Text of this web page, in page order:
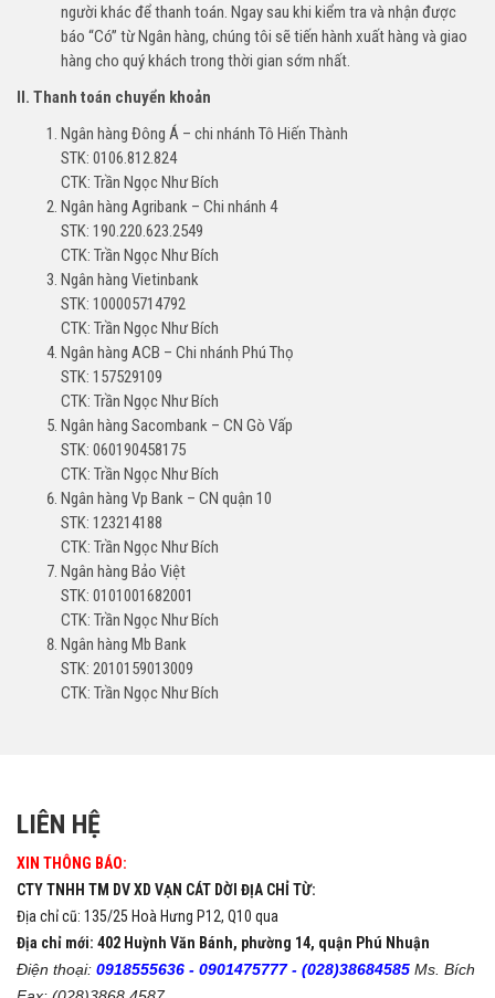
người khác để thanh toán. Ngay sau khi kiểm tra và nhận được
báo “Có” từ Ngân hàng, chúng tôi sẽ tiến hành xuất hàng và giao
hàng cho quý khách trong thời gian sớm nhất.
II. Thanh toán chuyển khoản
Ngân hàng Đông Á – chi nhánh Tô Hiến Thành
STK: 0106.812.824
CTK: Trần Ngọc Như Bích
Ngân hàng Agribank – Chi nhánh 4
STK: 190.220.623.2549
CTK: Trần Ngọc Như Bích
Ngân hàng Vietinbank
STK: 100005714792
CTK: Trần Ngọc Như Bích
Ngân hàng ACB – Chi nhánh Phú Thọ
STK: 157529109
CTK: Trần Ngọc Như Bích
Ngân hàng Sacombank – CN Gò Vấp
STK: 060190458175
CTK: Trần Ngọc Như Bích
Ngân hàng Vp Bank – CN quận 10
STK: 123214188
CTK: Trần Ngọc Như Bích
Ngân hàng Bảo Việt
STK: 0101001682001
CTK: Trần Ngọc Như Bích
Ngân hàng Mb Bank
STK: 2010159013009
CTK: Trần Ngọc Như Bích
LIÊN HỆ
XIN THÔNG BÁO:
CTY TNHH TM DV XD VẠN CÁT DỜI ĐỊA CHỈ TỪ:
Địa chỉ cũ: 135/25 Hoà Hưng P12, Q10 qua
Địa chỉ mới: 402 Huỳnh Văn Bánh, phường 14, quận Phú Nhuận
Điện thoại: 0918555636 - 0901475777 - (028)38684585 Ms. Bích